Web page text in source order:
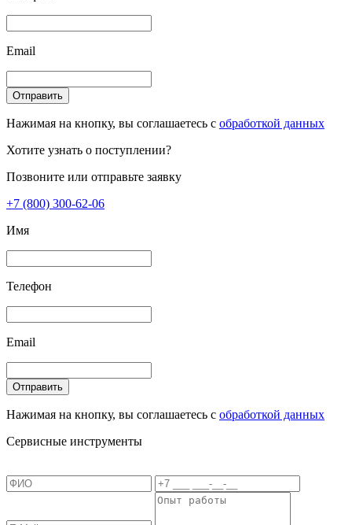
Email
Отправить
Нажимая на кнопку, вы соглашаетесь с обработкой данных
Хотите узнать о поступлении?
Позвоните или отправьте заявку
+7 (800) 300-62-06
Имя
Телефон
Email
Отправить
Нажимая на кнопку, вы соглашаетесь с обработкой данных
Сервисные инструменты